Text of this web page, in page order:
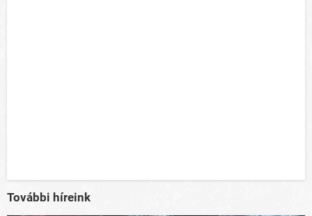
További híreink